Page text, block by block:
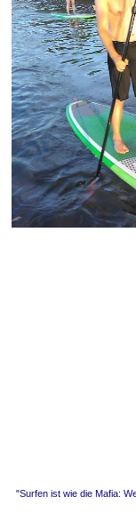
"Surfen ist wie die Mafia: